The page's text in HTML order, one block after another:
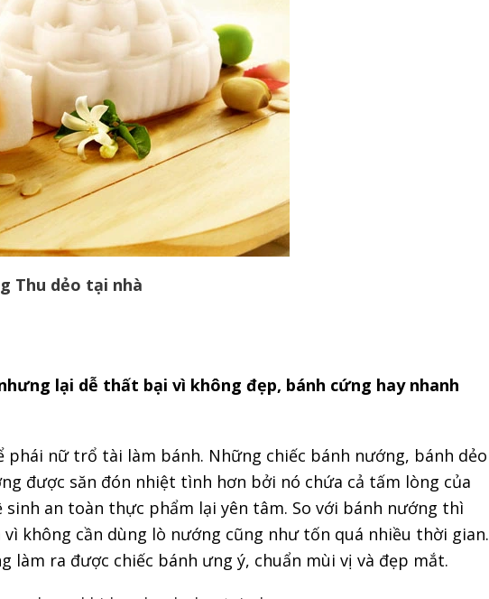
Thu dẻo tại nhà
lại dễ thất bại vì không đẹp, bánh cứng hay nhanh
phái nữ trổ tài làm bánh. Những chiếc bánh nướng, bánh dẻo
được săn đón nhiệt tình hơn bởi nó chứa cả tấm lòng của
an toàn thực phẩm lại yên tâm. So với bánh nướng thì
không cần dùng lò nướng cũng như tốn quá nhiều thời gian.
làm ra được chiếc bánh ưng ý, chuẩn mùi vị và đẹp mắt.